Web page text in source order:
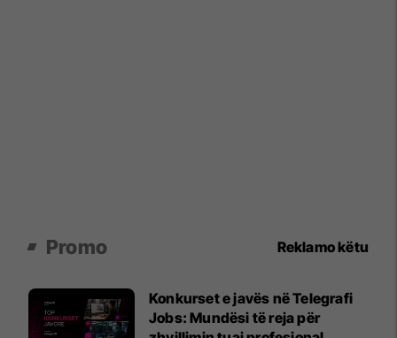
Promo Reklamo këtu
Konkurset e javës në Telegrafi
Jobs: Mundësi të reja për